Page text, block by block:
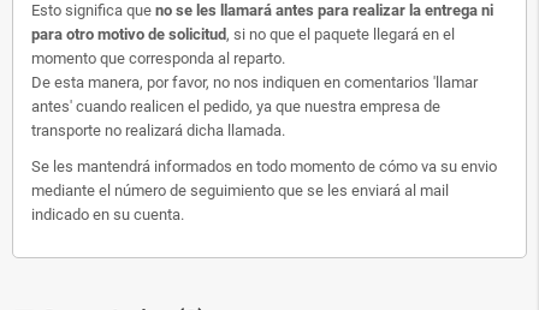
Esto significa que no se les llamará antes para realizar la entrega ni
para otro motivo de solicitud, si no que el paquete llegará en el
momento que corresponda al reparto.
De esta manera, por favor, no nos indiquen en comentarios 'llamar
antes' cuando realicen el pedido, ya que nuestra empresa de
transporte no realizará dicha llamada.
Se les mantendrá informados en todo momento de cómo va su envio
mediante el número de seguimiento que se les enviará al mail
indicado en su cuenta.